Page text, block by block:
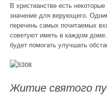
В христианстве есть
значение для верующего.
перечень самых почитаемых
советуют иметь в каждом
будет помогать улучшать
Житие святого